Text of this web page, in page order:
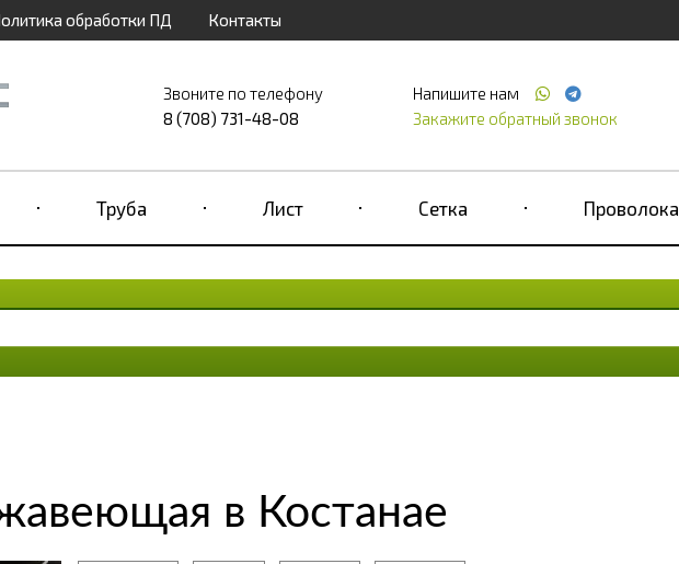
обработки ПД Контакты
Звоните по телефону
8 (708) 731-48-08
Напишите нам
Закажите обратный звонок
Труба Лист Сетка Проволока
в Костанае